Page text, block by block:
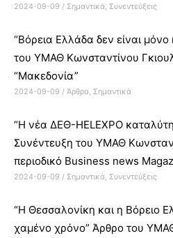
2024-09-09 / Σημαντικά, Συνεντεύξεις
“Βόρεια Ελλάδα δεν είναι
του ΥΜΑΘ Κωνσταντίνου
“Μακεδονία”
2024-09-09 / Άρθρα, Σημαντικά
“H νέα ΔΕΘ-HELEXPO
Συνέντευξη του ΥΜΑΘ
περιοδικό Business news
2024-09-09 / Σημαντικά, Συνεντεύξεις
“Η Θεσσαλονίκη και η Βόρειο
χαμένο χρόνο” Άρθρο του